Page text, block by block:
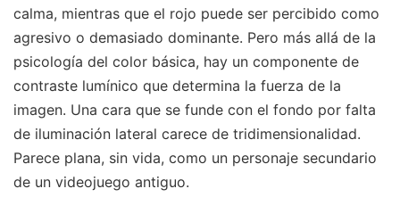
calma, mientras que el rojo puede ser percibido como
agresivo o demasiado dominante. Pero más allá de la
psicología del color básica, hay un componente de
contraste lumínico que determina la fuerza de la
imagen. Una cara que se funde con el fondo por falta
de iluminación lateral carece de tridimensionalidad.
Parece plana, sin vida, como un personaje secundario
de un videojuego antiguo.